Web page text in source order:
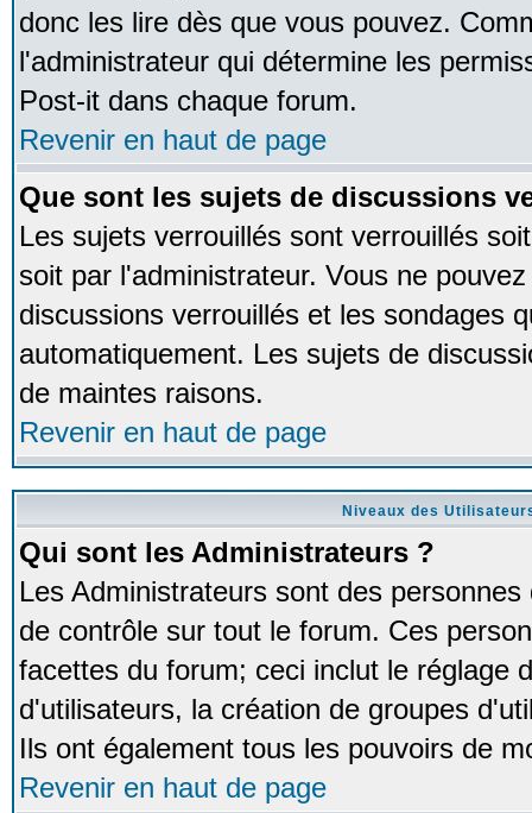
donc les lire dès que vous pouvez.
l'administrateur qui détermine les
Post-it dans chaque forum.
Revenir en haut de page
Que sont les sujets de discussions
Les sujets verrouillés sont verrouillés
soit par l'administrateur. Vous ne
discussions verrouillés et les sondages
automatiquement. Les sujets de
de maintes raisons.
Revenir en haut de page
Niveaux des
Qui sont les Administrateurs ?
Les Administrateurs sont des
de contrôle sur tout le forum. Ces
facettes du forum; ceci inclut le réglage
d'utilisateurs, la création de groupes
Ils ont également tous les pouvoirs de
Revenir en haut de page